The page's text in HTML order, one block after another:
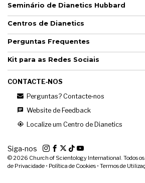
Seminário de Dianetics Hubbard
Centros de Dianetics
Perguntas Frequentes
Kit para as Redes Sociais
CONTACTE‑NOS
Perguntas? Contacte‑nos
Website de Feedback
Localize um Centro de Dianetics
Siga‑nos
© 2026 Church of Scientology International. Todos os
de Privacidade • Política de Cookies • Termos de